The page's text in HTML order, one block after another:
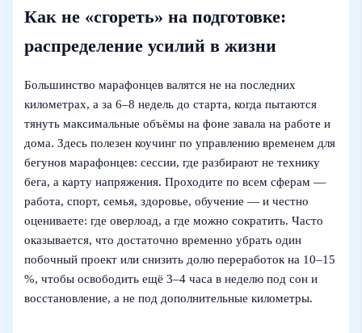
Как не «сгореть» на подготовке:
распределение усилий в жизни
Большинство марафонцев валятся не на последних
километрах, а за 6–8 недель до старта, когда пытаются
тянуть максимальные объёмы на фоне завала на работе и
дома. Здесь полезен коучинг по управлению временем для
бегунов марафонцев: сессии, где разбирают не технику
бега, а карту напряжения. Проходите по всем сферам —
работа, спорт, семья, здоровье, обучение — и честно
оцениваете: где оверлоад, а где можно сократить. Часто
оказывается, что достаточно временно убрать один
побочный проект или снизить долю переработок на 10–15
%, чтобы освободить ещё 3–4 часа в неделю под сон и
восстановление, а не под дополнительные километры.